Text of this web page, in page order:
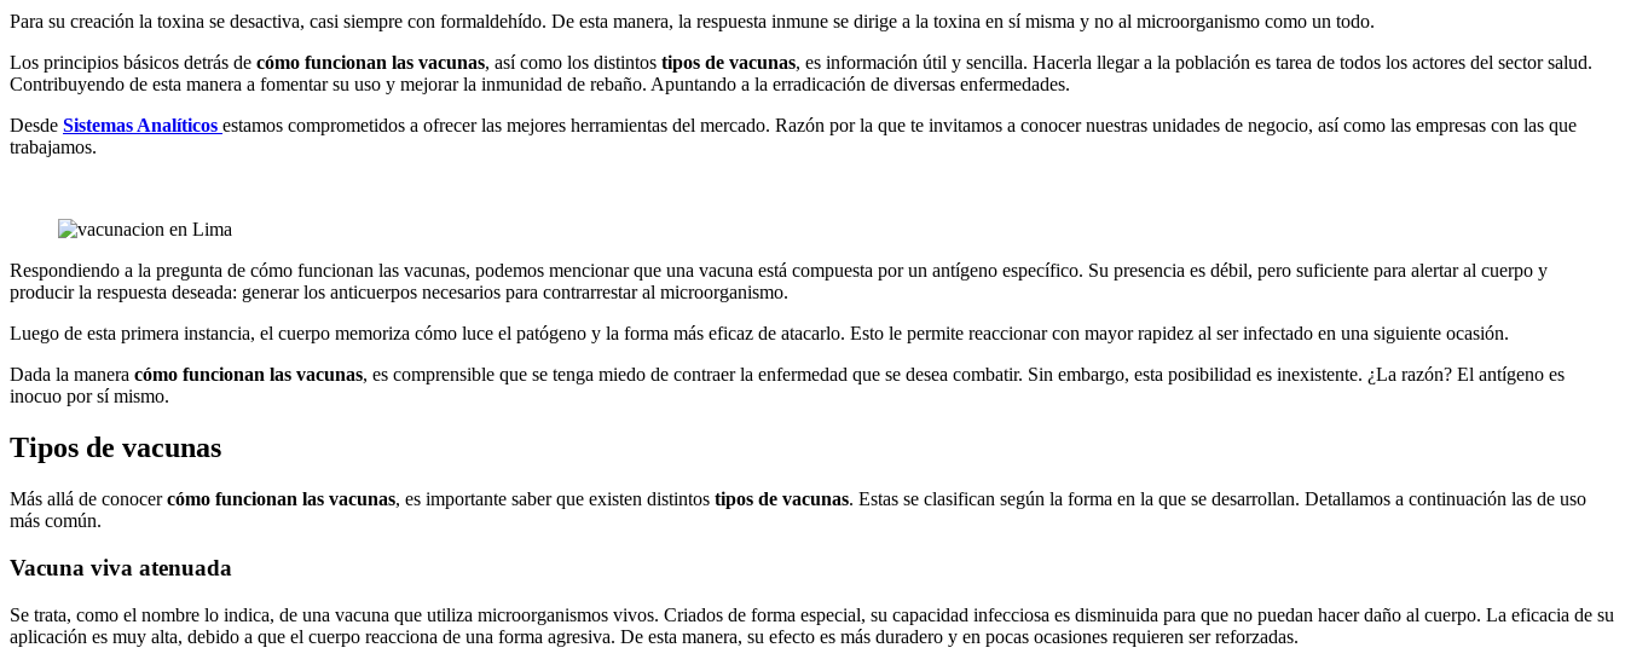
Para su creación la toxina se desactiva, casi siempre con formaldehído. De esta manera, la respuesta inmune se dirige a la toxina en sí misma y no al microorganismo como un todo.
Los principios básicos detrás de cómo funcionan las vacunas, así como los distintos tipos de vacunas, es información útil y sencilla. Hacerla llegar a la población es tarea de todos los actores del sector salud.
Contribuyendo de esta manera a fomentar su uso y mejorar la inmunidad de rebaño. Apuntando a la erradicación de diversas enfermedades.
Desde Sistemas Analíticos estamos comprometidos a ofrecer las mejores herramientas del mercado. Razón por la que te invitamos a conocer nuestras unidades de negocio, así como las empresas con las que
trabajamos.
Respondiendo a la pregunta de cómo funcionan las vacunas, podemos mencionar que una vacuna está compuesta por un antígeno específico. Su presencia es débil, pero suficiente para alertar al cuerpo y
producir la respuesta deseada: generar los anticuerpos necesarios para contrarrestar al microorganismo.
Luego de esta primera instancia, el cuerpo memoriza cómo luce el patógeno y la forma más eficaz de atacarlo. Esto le permite reaccionar con mayor rapidez al ser infectado en una siguiente ocasión.
Dada la manera cómo funcionan las vacunas, es comprensible que se tenga miedo de contraer la enfermedad que se desea combatir. Sin embargo, esta posibilidad es inexistente. ¿La razón? El antígeno es
inocuo por sí mismo.
Tipos de vacunas
Más allá de conocercómo funcionan las vacunas, es importante saber que existen distintos tipos de vacunas. Estas se clasifican según la forma en la que se desarrollan. Detallamos a continuación las de uso
más común.
Vacuna viva atenuada
Se trata, como el nombre lo indica, de una vacuna que utiliza microorganismos vivos. Criados de forma especial, su capacidad infecciosa es disminuida para que no puedan hacer daño al cuerpo. La eficacia de su
aplicación es muy alta, debido a que el cuerpo reacciona de una forma agresiva. De esta manera, su efecto es más duradero y en pocas ocasiones requieren ser reforzadas.